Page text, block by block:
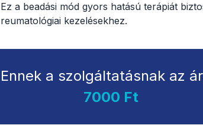
Ez a beadási mód gyors hatású terápiát
reumatológiai kezelésekhez.
Ennek a szolgáltatásnak az
7000 Ft